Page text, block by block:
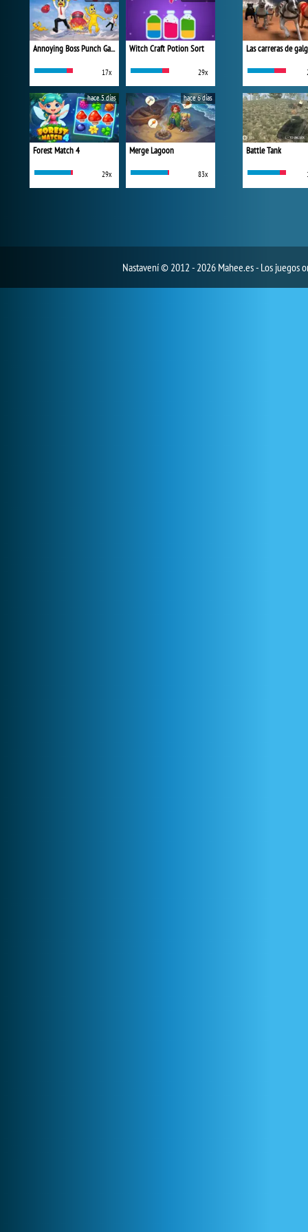
Annoying Boss Punch Game
17x
Witch Craft Potion Sort
29x
Forest Match 4
29x
hace 5 días
Merge Lagoon
83x
hace 6 días
Las carreras de
Battle Tank
Nastavení© 2012 - 2026 Mahee.es - Los juegos